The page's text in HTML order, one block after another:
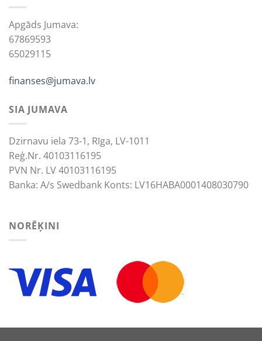
Apgāds Jumava:
67869593
65029115
finanses@jumava.lv
SIA JUMAVA
Dzirnavu iela 73-1, Rīga, LV-1011
Reģ.Nr. 40103116195
PVN Nr. LV 40103116195
Banka: A/s Swedbank Konts: LV16HABA0001408030790
NORĒĶINI